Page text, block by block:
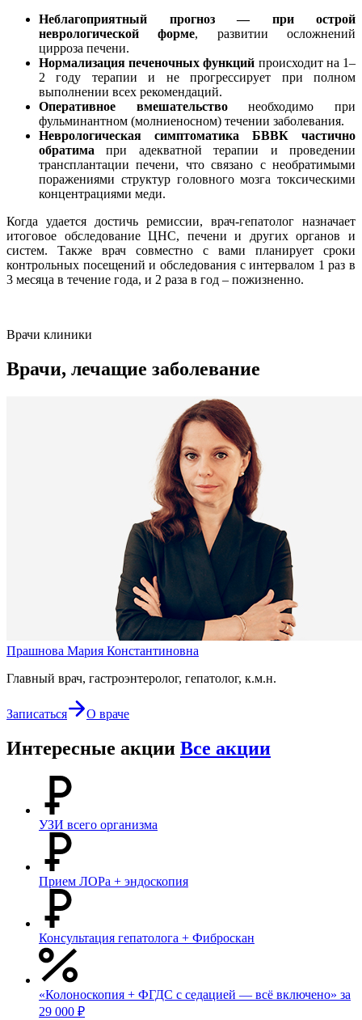
Неблагоприятный прогноз — при острой
неврологической форме, развитии осложнений
цирроза печени.
Нормализация печеночных функций происходит на 1–
2 году терапии и не прогрессирует при полном
выполнении всех рекомендаций.
Оперативное вмешательствонеобходимо при
фульминантном (молниеносном) течении заболевания.
Неврологическая симптоматика БВВК частично
обратима при адекватной терапии и проведении
трансплантации печени, что связано с необратимыми
поражениями структур головного мозга токсическими
концентрациями меди.
Когда удается достичь ремиссии, врач-гепатолог назначает
итоговое обследование ЦНС, печени и других органов и
систем. Также врач совместно с вами планирует сроки
контрольных посещений и обследования с интервалом 1 раз в
3 месяца в течение года, и 2 раза в год – пожизненно.
Врачи клиники
Врачи, лечащие заболевание
Прашнова Мария Константиновна
Главный врач, гастроэнтеролог, гепатолог, к.м.н.
Записаться О враче
Интересные акции Все акции
УЗИ всего организма
Прием ЛОРа + эндоскопия
Консультация гепатолога + Фиброскан
«Колоноскопия + ФГДС с седацией — всё включено» за
29 000 ₽